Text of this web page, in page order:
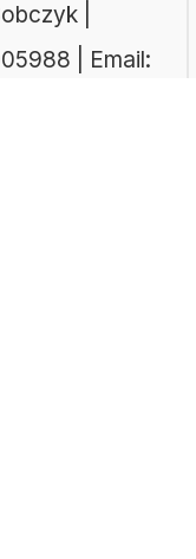
|
| Email: